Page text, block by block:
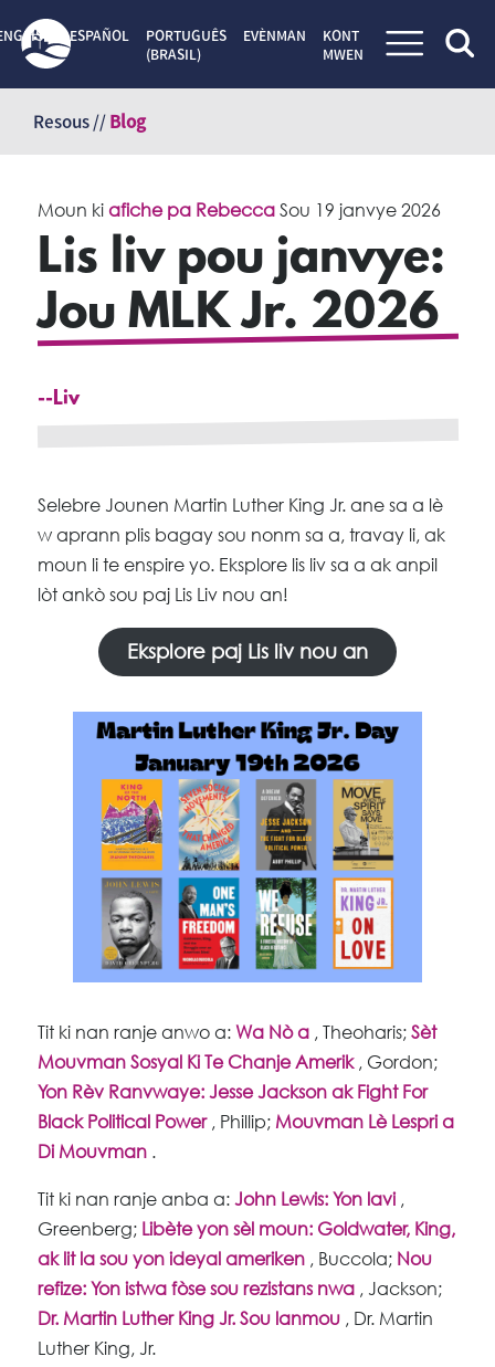
kontni
ESPAÑOL
PORTUGUÊS
(BRASIL)
EVÈNMAN
KONT
MWEN
Resous //Blog
Moun ki afiche pa RebeccaSou 19 janvye 2026
Lis liv pou janvye:
Jou MLK Jr. 2026
--Liv
Selebre Jounen Martin Luther King Jr. ane sa a lè
w aprann plis bagay sou nonm sa a, travay li, ak
moun li te enspire yo. Eksplore lis liv sa a ak anpil
lòt ankò sou paj Lis Liv nou an!
Eksplore paj Lis liv nou an
Tit ki nan ranje anwo a: Wa Nò a, Theoharis; Sèt
Mouvman Sosyal Ki Te Chanje Amerik, Gordon;
Yon Rèv Ranvwaye: Jesse Jackson ak Fight For
Black Political Power, Phillip; Mouvman Lè Lespri a
Di Mouvman.
Tit ki nan ranje anba a: John Lewis: Yon lavi,
Greenberg; Libète yon sèl moun: Goldwater, King,
ak lit la sou yon ideyal ameriken, Buccola; Nou
refize: Yon istwa fòse sou rezistans nwa, Jackson;
Dr. Martin Luther King Jr. Sou lanmou, Dr. Martin
Luther King, Jr.